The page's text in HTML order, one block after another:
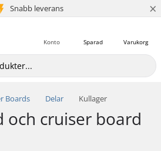
Snabb leverans
5+ milj. kunder ×
Varukorg
Sparad
Konto
Boards Delar Kullager
och cruiser board